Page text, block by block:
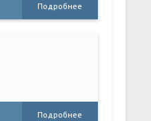
Подробнее
Подробнее